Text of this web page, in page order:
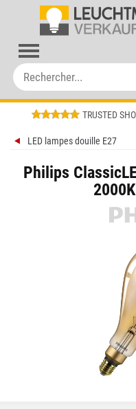
TRUSTED
LED lampes douille E27
Philips